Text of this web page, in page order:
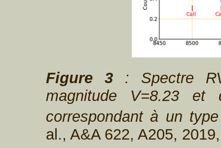
Figure 3: Spectre
magnitude V=8.23 et
correspondant à un
al., A&A 622, A205,